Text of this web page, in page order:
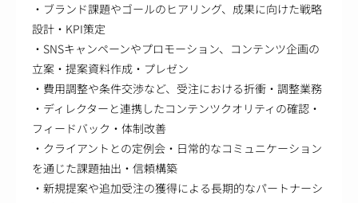
・ブランド課題やゴールのヒアリング、成果に向けた戦略
設計・KPI策定
・SNSキャンペーンやプロモーション、コンテンツ企画の
立案・提案資料作成・プレゼン
・費用調整や条件交渉など、受注における折衝・調整業務
・ディレクターと連携したコンテンツクオリティの確認・
フィードバック・体制改善
・クライアントとの定例会・日常的なコミュニケーション
を通じた課題抽出・信頼構築
・新規提案や追加受注の獲得による長期的なパートナーシ